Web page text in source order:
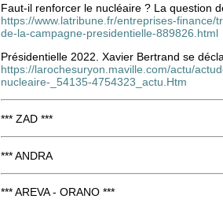
Faut-il renforcer le nucléaire ? La question
https://www.latribune.fr/entreprises-
de-la-campagne-presidentielle-889826.html
Présidentielle 2022. Xavier Bertrand se
https://larochesuryon.maville.com/actu/
nucleaire-_54135-4754323_actu.Htm
*** ZAD ***
*** ANDRA
*** AREVA - ORANO ***